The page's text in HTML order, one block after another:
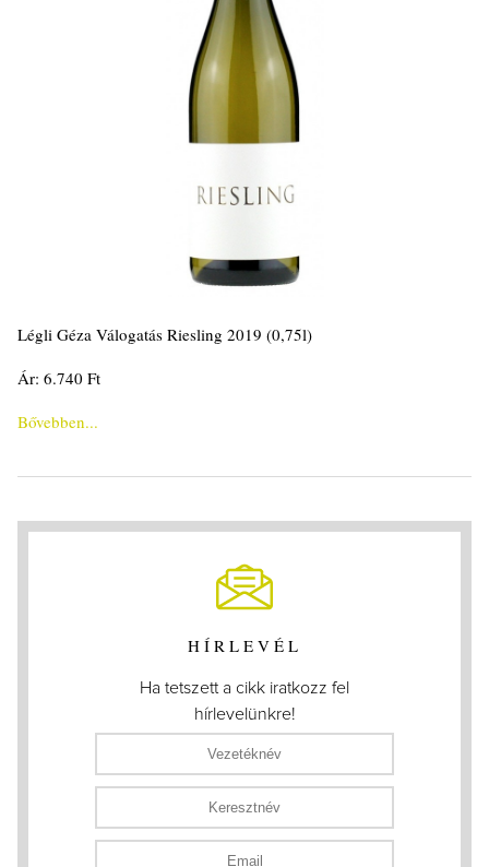
Légli Géza Válogatás Riesling 2019 (0,75l)
Ár: 6.740 Ft
Bővebben...
HÍRLEVÉL
Ha tetszett a cikk iratkozz fel
hírlevelünkre!